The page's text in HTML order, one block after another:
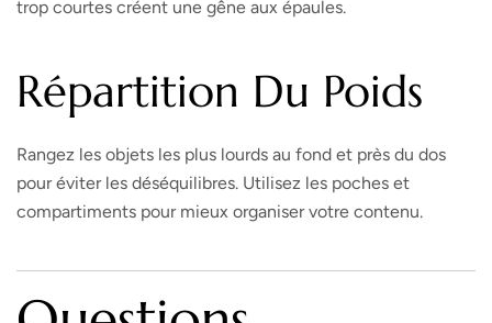
trop courtes créent une gêne aux épaules.
Répartition Du Poids
Rangez les objets les plus lourds au fond et près du dos
pour éviter les déséquilibres. Utilisez les poches et
compartiments pour mieux organiser votre contenu.